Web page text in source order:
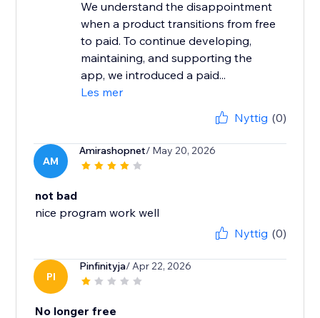
We understand the disappointment
when a product transitions from free
to paid. To continue developing,
maintaining, and supporting the
app, we introduced a paid...
Les mer
Nyttig (0)
AM
Amirashopnet/ May 20, 2026
not bad
nice program work well
Nyttig (0)
PI
Pinfinityja/ Apr 22, 2026
No longer free